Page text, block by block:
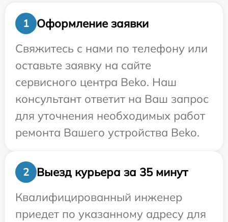
1
Оформление заявки
Свяжитесь с нами по телефону или
оставьте заявку на сайте
сервисного центра Beko. Наш
консультант ответит на Ваш запрос
для уточнения необходимых работ
ремонта Вашего устройства Beko.
2
Выезд курьера за 35 минут
Квалифицированный инженер
приедет по указанному адресу для